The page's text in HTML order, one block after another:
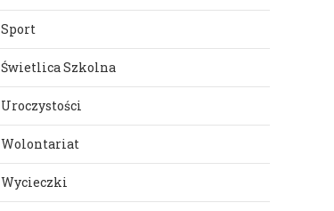
Sport
Świetlica Szkolna
Uroczystości
Wolontariat
Wycieczki